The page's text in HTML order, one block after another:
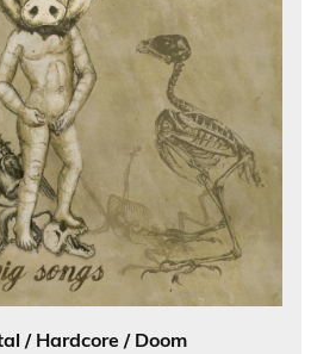
/ Hardcore / Doom